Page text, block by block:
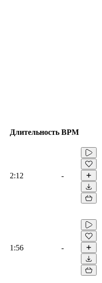
Длительность BPM
2:12 -
1:56 -